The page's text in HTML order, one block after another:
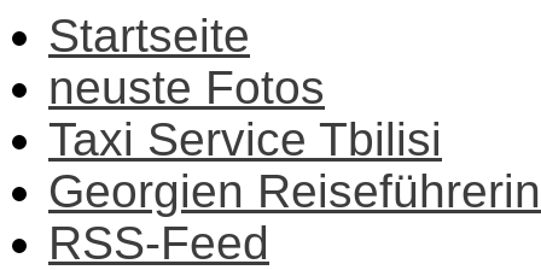
Startseite
neuste Fotos
Taxi Service Tbilisi
Georgien Reiseführerin
RSS-Feed